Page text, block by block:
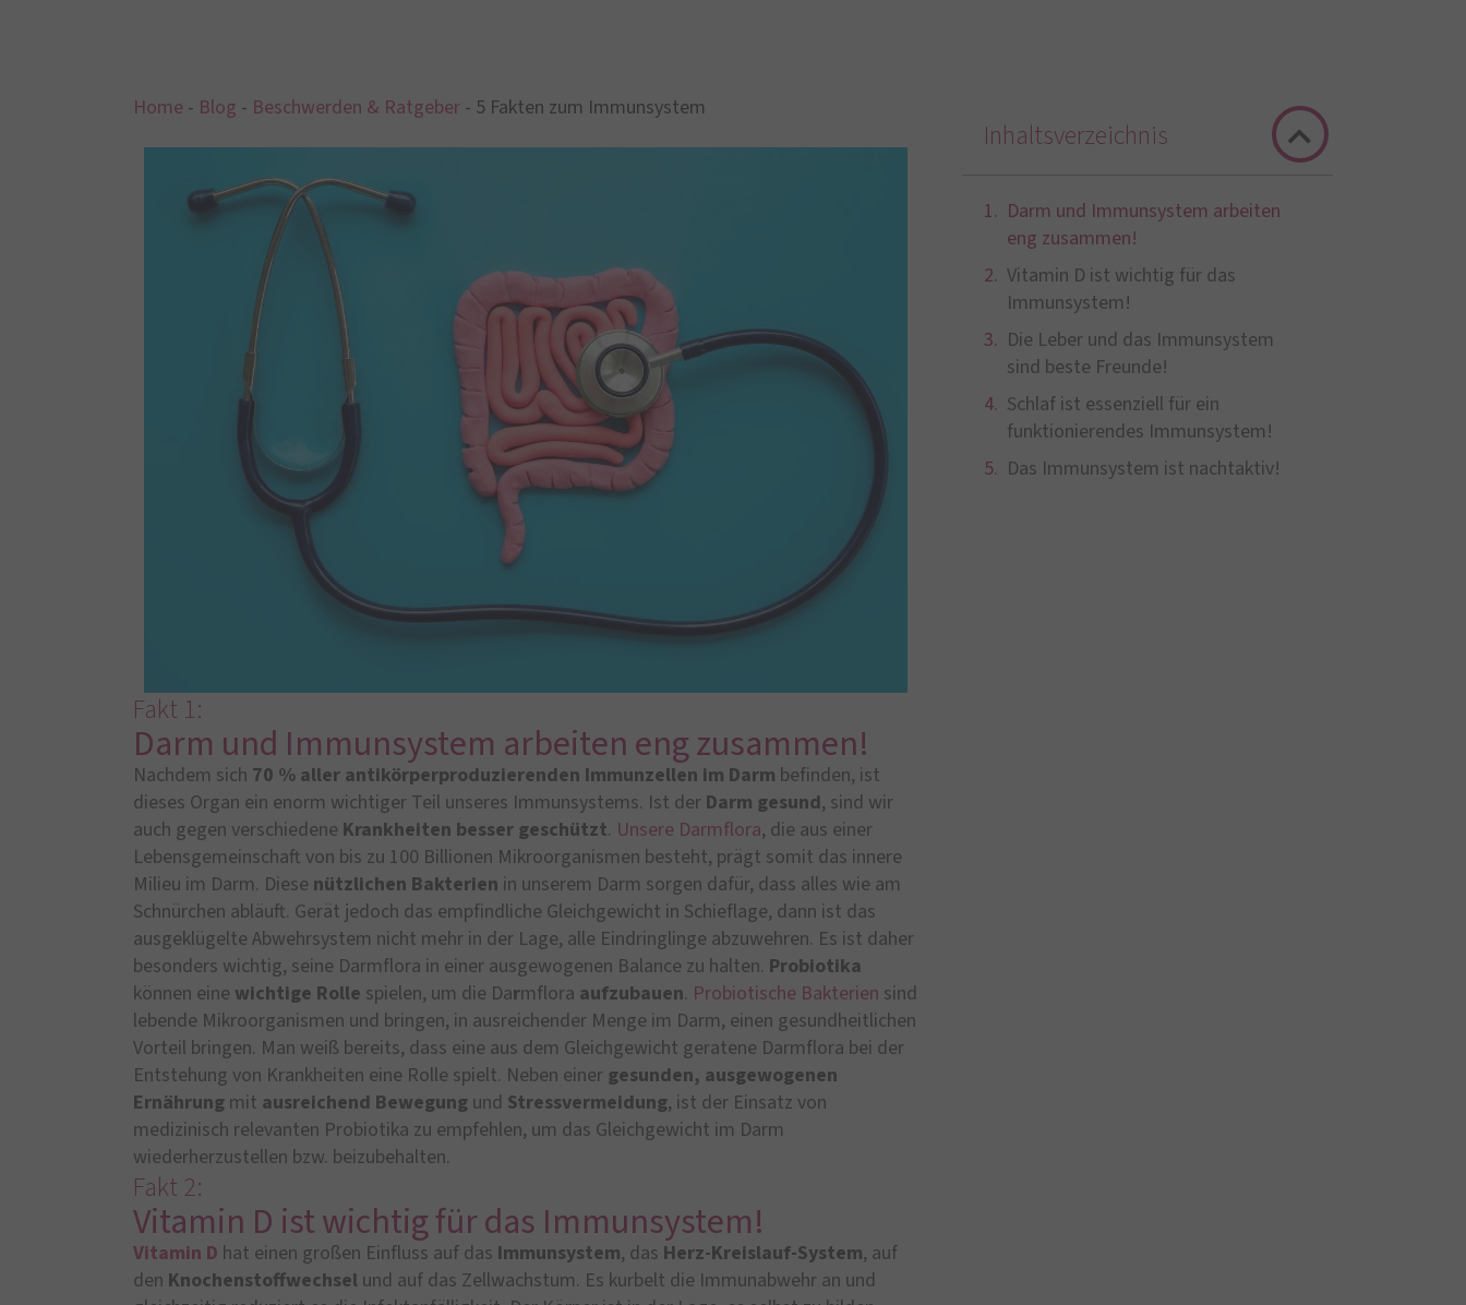
Home - Blog - Beschwerden & Ratgeber - 5 Fakten zum Immunsystem
Fakt 1:
Darm und Immunsystem arbeiten eng zusammen!
Nachdem sich 70 % aller antikörperproduzierenden Immunzellen im Darm befinden, ist
dieses Organ ein enorm wichtiger Teil unseres Immunsystems. Ist der Darm gesund, sind wir
auch gegen verschiedene Krankheiten besser geschützt. Unsere Darmflora, die aus einer
Lebensgemeinschaft von bis zu 100 Billionen Mikroorganismen besteht, prägt somit das innere
Milieu im Darm. Diese nützlichen Bakterien in unserem Darm sorgen dafür, dass alles wie am
Schnürchen abläuft. Gerät jedoch das empfindliche Gleichgewicht in Schieflage, dann ist das
ausgeklügelte Abwehrsystem nicht mehr in der Lage, alle Eindringlinge abzuwehren. Es ist daher
besonders wichtig, seine Darmflora in einer ausgewogenen Balance zu halten. Probiotika
können eine wichtige Rolle spielen, um die Darmflora aufzubauen. Probiotische Bakterien sind
lebende Mikroorganismen und bringen, in ausreichender Menge im Darm, einen gesundheitlichen
Vorteil bringen. Man weiß bereits, dass eine aus dem Gleichgewicht geratene Darmflora bei der
Entstehung von Krankheiten eine Rolle spielt. Neben einer gesunden, ausgewogenen
Ernährung mit ausreichend Bewegung und Stressvermeidung, ist der Einsatz von
medizinisch relevanten Probiotika zu empfehlen, um das Gleichgewicht im Darm
wiederherzustellen bzw. beizubehalten.
Fakt 2:
Vitamin D ist wichtig für das Immunsystem!
Vitamin D hat einen großen Einfluss auf das Immunsystem, das Herz-Kreislauf-System, auf
den Knochenstoffwechsel und auf das Zellwachstum. Es kurbelt die Immunabwehr an und
Inhaltsverzeichnis
Darm und Immunsystem arbeiten
eng zusammen!
Vitamin D ist wichtig für das
Immunsystem!
Die Leber und das Immunsystem
sind beste Freunde!
Schlaf ist essenziell für ein
funktionierendes Immunsystem!
Das Immunsystem ist nachtaktiv!